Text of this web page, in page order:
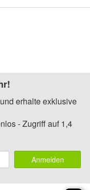
erhalte exklusive
- Zugriff auf 1,4
Anmelden